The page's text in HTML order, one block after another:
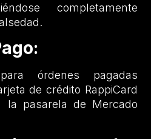
completamente
órdenes pagadas
de crédito RappiCard
la pasarela de Mercado